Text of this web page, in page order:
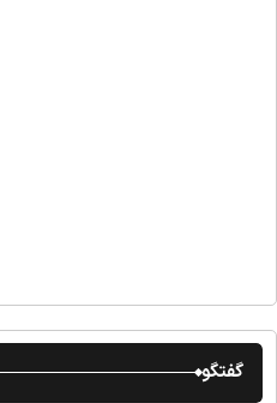
گفتگو